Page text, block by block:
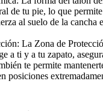
de tu pie, lo que
al suelo de la cancha
La Zona de
a ti y a tu zapato,
te permite
posiciones